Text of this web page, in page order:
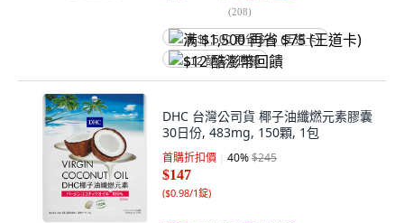
(208)
满 $1,500 再省 $75 (王道卡)
$12 酷澎幣回饋
DHC 台灣公司貨 椰子油纖燃元素膠囊
30日份, 483mg, 150顆, 1包
首購折扣價 40%$245
$147
($0.98/1錠)